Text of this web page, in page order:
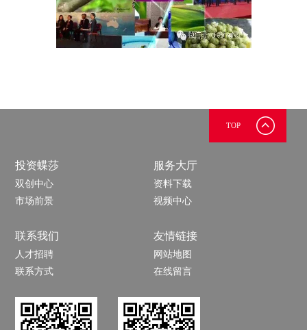
TOP
投资蝶莎
双创中心
市场前景
服务大厅
资料下载
视频中心
联系我们
人才招聘
联系方式
友情链接
网站地图
在线留言